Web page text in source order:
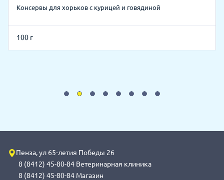
Консервы для хорьков с курицей и говядиной
100 г
Пенза, ул 65-летия Победы 26
8 (8412) 45-80-84 Ветеринарная клиника
8 (8412) 45-80-84 Магазин